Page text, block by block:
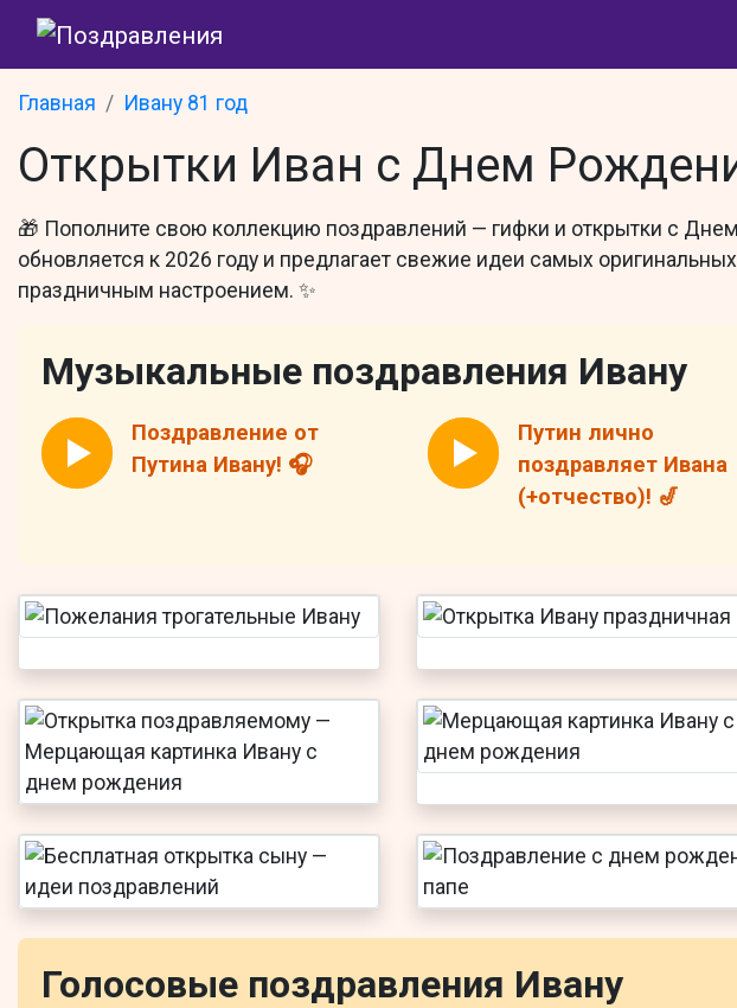
Главная Ивану 81 год
Открытки Иван с Днем
🎁 Пополните свою коллекцию поздравлений — гифки и открытки с
обновляется к 2026 году и предлагает свежие идеи самых
праздничным настроением. ✨
Музыкальные поздравления Ивану
Поздравление от
Путина Ивану! 🎧
Путин лично
поздравляет Ивана
(+отчество)! 🎷
Голосовые поздравления Ивану